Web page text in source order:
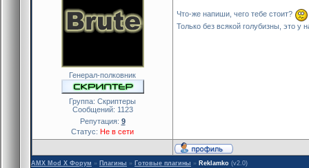
Генерал-полковник
Группа: Скриптеры
Сообщений: 1123
Репутация: 9
Статус: Не в сети
Что-же напиши, чего тебе стоит?
Только без всякой голубизны, это у
AMX Mod X Форум » Плагины » Готовые плагины » Reklamko (v2.0)